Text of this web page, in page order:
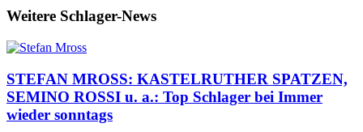
Weitere Schlager-News
STEFAN MROSS: KASTELRUTHER SPATZEN,
SEMINO ROSSI u. a.: Top Schlager bei Immer
wieder sonntags